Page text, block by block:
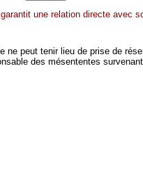
une relation directe avec
ne peut tenir lieu de prise de
des mésententes